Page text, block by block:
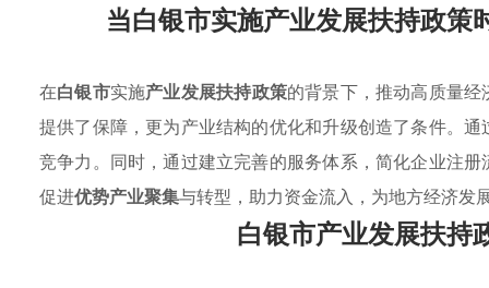
当白银市实施产业发展扶持政策
在白银市实施产业发展扶持政策的背景下，推动高质量
提供了保障，更为产业结构的优化和升级创造了条件。
竞争力。同时，通过建立完善的服务体系，简化企业注
促进优势产业聚集与转型，助力资金流入，为地方经济发
白银市产业发展扶持